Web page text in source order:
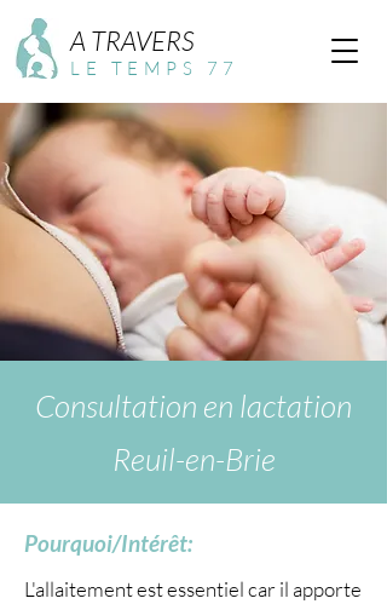
LE TEMPS 77
A TRAVERS
Consultation en lactation
Reuil-en-Brie
Pourquoi/Intérêt:
L'allaitement est essentiel car il apporte